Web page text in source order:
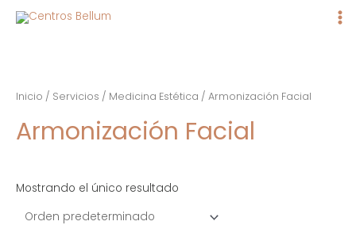
Inicio / Servicios / Medicina Estética / Armonización Facial
Armonización Facial
Mostrando el único resultado